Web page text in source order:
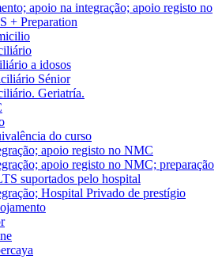
apoio na integração; apoio registo no
+ Preparation
a idosos
Sénior
Geriatría.
do curso
apoio registo no NMC
apoio registo no NMC; preparação
suportados pelo hospital
Hospital Privado de prestígio